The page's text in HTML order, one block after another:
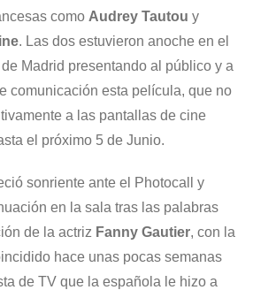
como Audrey Tautou y
. Las dos estuvieron anoche en el
Madrid presentando al público y a
comunicación esta película, que no
a las pantallas de cine
el próximo 5 de Junio.
sonriente ante el Photocall y
en la sala tras las palabras
de la actriz Fanny Gautier, con la
hace unas pocas semanas
de TV que la española le hizo a